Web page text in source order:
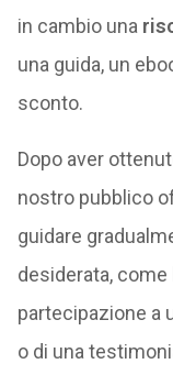
in cambio una
una guida, un
sconto.
Dopo aver
nostro pubblico
guidare
desiderata,
partecipazione a
o di una